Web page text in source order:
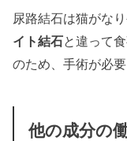
尿路結石は猫がな
イト結石と違って
のため、手術が必要
他の成分の